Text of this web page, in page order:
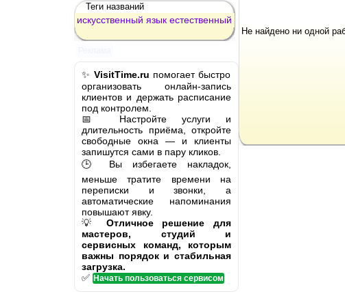
Теги названий
искусственный язык естественный
✨ VisitTime.ru помогает быстро
организовать онлайн-запись
клиентов и держать расписание
под контролем.
📅 Настройте услуги и
длительность приёма, откройте
свободные окна — и клиенты
запишутся сами в пару кликов.
🕒 Вы избегаете накладок,
меньше тратите времени на
переписки и звонки, а
автоматические напоминания
повышают явку.
💡 Отличное решение для
мастеров, студий и
сервисных команд, которым
важны порядок и стабильная
загрузка.
✅ Начать пользоваться сервисом
Не найдено ни одной